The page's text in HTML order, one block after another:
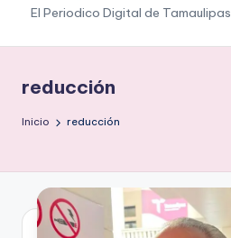
p
e
s
.
p
El Periodico Digital de Tamaulipas
reducción
Inicio reducción